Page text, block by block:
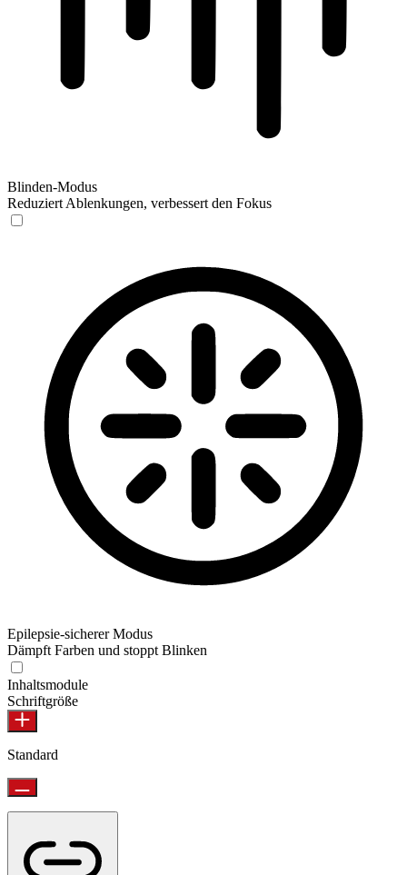
Blinden-Modus
Reduziert Ablenkungen, verbessert den Fokus
Epilepsie-sicherer Modus
Dämpft Farben und stoppt Blinken
Inhaltsmodule
Schriftgröße
Standard